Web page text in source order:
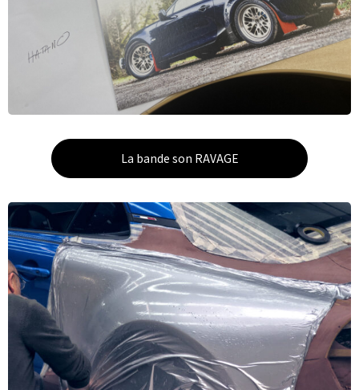
La bande son RAVAGE